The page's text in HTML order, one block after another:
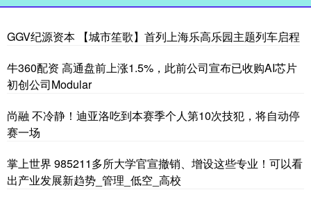
GGV纪源资本 【城市笙歌】首列上海乐高乐园主题列车启程
牛360配资 高通盘前上涨1.5%，此前公司宣布已收购AI芯片
初创公司Modular
尚融 不冷静！迪亚洛吃到本赛季个人第10次技犯，将自动停
赛一场
掌上世界 985211多所大学官宣撤销、增设这些专业！可以看
出产业发展新趋势_管理_低空_高校